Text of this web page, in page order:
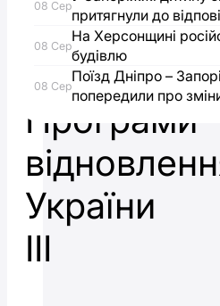
в
межах
Програми
України
III
08 Сер
притягнули до
08 Сер
На Херсонщині
будівлю
08 Сер
Поїзд Дніпро –
попередили про